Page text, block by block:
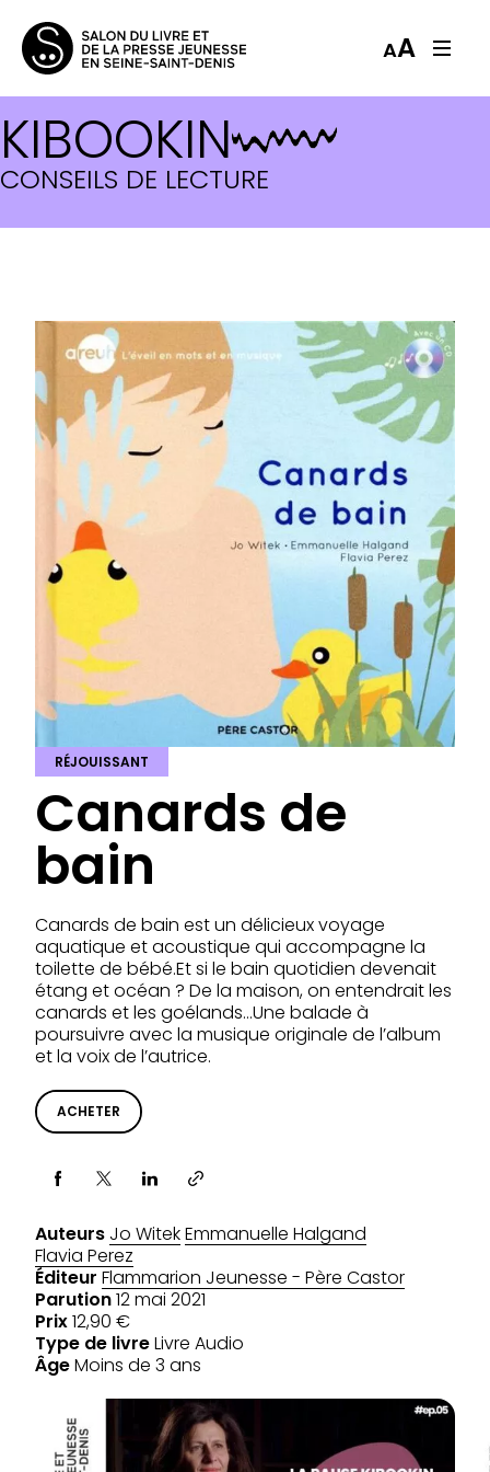
AA
KIBOOKIN
CONSEILS DE LECTURE
RÉJOUISSANT
Canards de
bain
Canards de bain est un délicieux voyage
aquatique et acoustique qui accompagne la
toilette de bébé.Et si le bain quotidien devenait
étang et océan ? De la maison, on entendrait les
canards et les goélands…Une balade à
poursuivre avec la musique originale de l’album
et la voix de l’autrice.
ACHETER
Partager via
Auteurs Jo WitekEmmanuelle Halgand
Flavia Perez
Éditeur Flammarion Jeunesse - Père Castor
Parution12 mai 2021
Prix12,90 €
Type de livreLivre Audio
ÂgeMoins de 3 ans